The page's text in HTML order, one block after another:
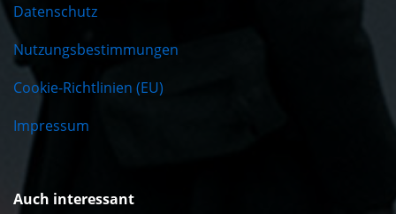
Datenschutz
Nutzungsbestimmungen
Cookie-Richtlinien (EU)
Impressum
Auch interessant